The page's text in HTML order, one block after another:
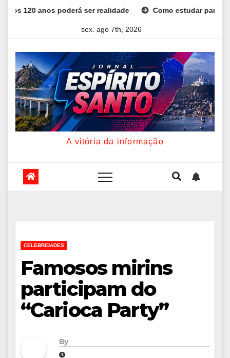
poderá ser realidade Como estudar para o Enem:
sex. ago 7th, 2026
A vitória da informação
CELEBRIDADES
Famosos mirins
participam do
“Carioca Party”
By